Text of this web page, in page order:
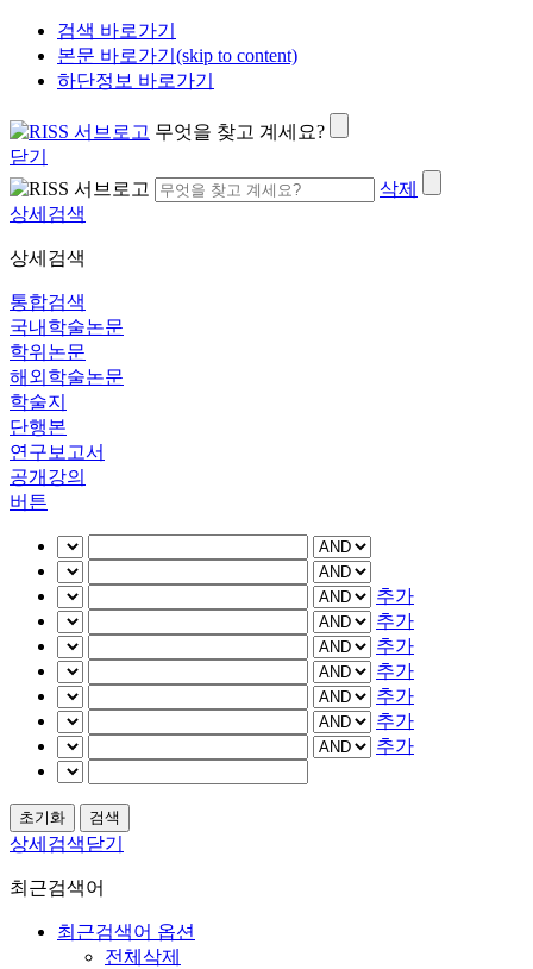
검색 바로가기
본문 바로가기(skip to content)
하단정보 바로가기
무엇을 찾고 계세요?
닫기
삭제
상세검색
상세검색
통합검색
국내학술논문
학위논문
해외학술논문
학술지
단행본
연구보고서
공개강의
버튼
추가
추가
추가
추가
추가
추가
추가
상세검색닫기
최근검색어
최근검색어 옵션
전체삭제